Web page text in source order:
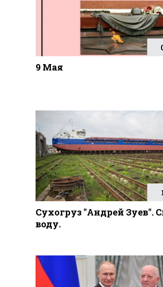
9 Мая
Сухогруз "Андрей Зуев".
воду.